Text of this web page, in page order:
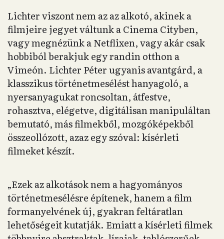
Lichter viszont nem az az alkotó, akinek a
filmjeire jegyet váltunk a Cinema Cityben,
vagy megnézünk a Netflixen, vagy akár csak
hobbiból berakjuk egy randin otthon a
Vimeón. Lichter Péter ugyanis avantgárd, a
klasszikus történetmesélést hanyagoló, a
nyersanyagukat roncsoltan, átfestve,
rohasztva, elégetve, digitálisan manipuláltan
bemutató, más filmekből, mozgóképekből
összeollózott, azaz egy szóval: kísérleti
filmeket készít.
„Ezek az alkotások nem a hagyományos
történetmesélésre építenek, hanem a film
formanyelvének új, gyakran feltáratlan
lehetőségeit kutatják. Emiatt a kísérleti filmek